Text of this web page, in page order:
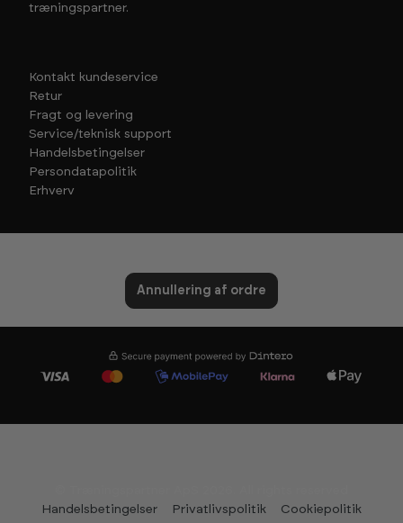
træningspartner.
Kontakt kundeservice
Retur
Fragt og levering
Service/teknisk support
Handelsbetingelser
Persondatapolitik
Erhverv
Annullering af ordre
Handelsbetingelser
Privatlivspolitik Cookiepolitik